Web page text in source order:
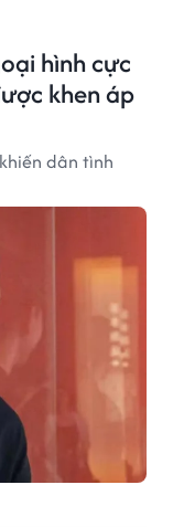
hình cực
khen áp
dân tình